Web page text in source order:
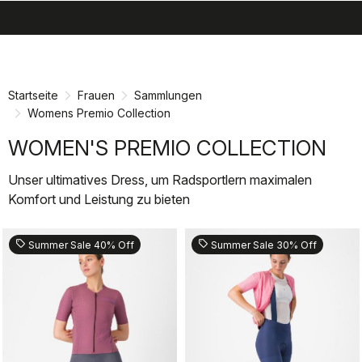
Startseite Frauen
Sammlungen
Womens Premio Collection
WOMEN'S PREMIO COLLECTION
Unser ultimatives Dress, um Radsportlern maximalen
Komfort und Leistung zu bieten
sell Summer Sale 40% Off sell Summer Sale 30% Off